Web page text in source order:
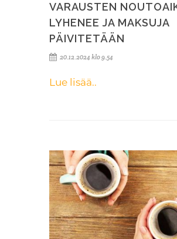
VARAUSTEN
LYHENEE JA MAKSUJA
PÄIVITETÄÄN
20.12.2024 klo 9.54
Lue lisää..